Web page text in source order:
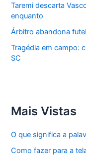
Taremi descarta
enquanto
Árbitro abandona
Tragédia em campo:
SC
Mais Vistas
O que significa a
Como fazer para a